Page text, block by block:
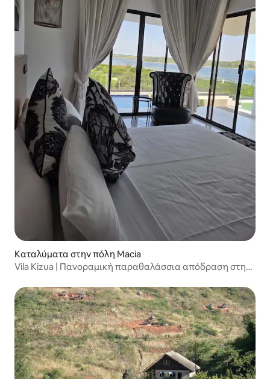
Καταλύματα στην πόλη Macia
Vila Kizua | Πανοραμική παραθαλάσσια απόδραση στη